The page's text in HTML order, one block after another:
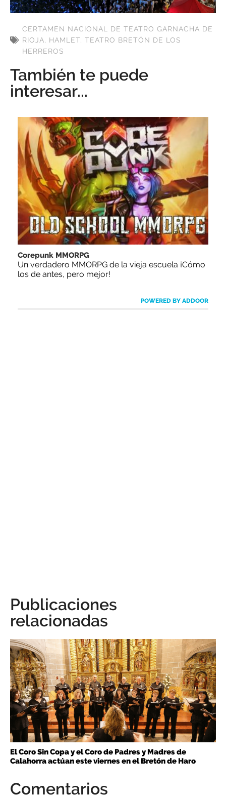
CERTAMEN NACIONAL DE TEATRO GARNACHA DE
RIOJA, HAMLET, TEATRO BRETÓN DE LOS
HERREROS
También te puede
interesar...
Corepunk MMORPG
Un verdadero MMORPG de la vieja escuela ¡Cómo
los de antes, pero mejor!
POWERED BY ADDOOR
Publicaciones
relacionadas
El Coro Sin Copa y el Coro de Padres y Madres de
Calahorra actúan este viernes en el Bretón de Haro
Comentarios